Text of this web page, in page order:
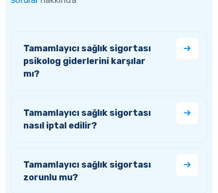
Tamamlayıcı sağlık sigortası
psikolog giderlerini karşılar
mı?
Tamamlayıcı sağlık sigortası
nasıl iptal edilir?
Tamamlayıcı sağlık sigortası
zorunlu mu?